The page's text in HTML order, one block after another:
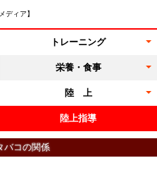
ディア】
トレーニング
栄養・食事
陸 上
陸上指導
バコの関係